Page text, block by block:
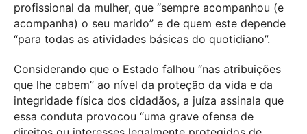
profissional da mulher, que “sempre acompanhou (e
acompanha) o seu marido” e de quem este depende
“para todas as atividades básicas do quotidiano”.
Considerando que o Estado falhou “nas atribuições
que lhe cabem” ao nível da proteção da vida e da
integridade física dos cidadãos, a juíza assinala que
essa conduta provocou “uma grave ofensa de